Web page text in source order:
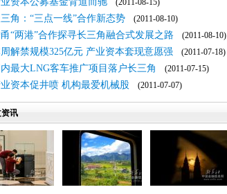
(2011-08-15)
角：“三点一线”合作新态势 (2011-08-10)
“两港”合作探寻长三角融合式发展之路 (2011-08-10)
解禁规模325亿元 产业资本套现意愿强 (2011-07-18)
内最大LNG客车推广项目落户长三角
(2011-07-15)
资本促井喷 机构最爱机械股 (2011-07-07)
资讯